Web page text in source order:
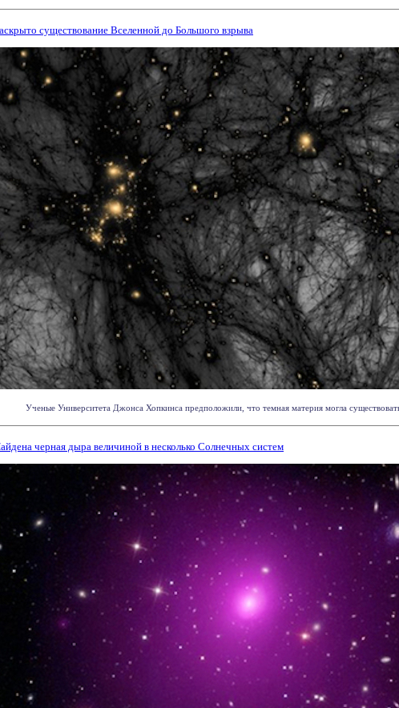
существование Вселенной до Большого взрыва
Ученые Университета Джонса Хопкинса предположили, что темная материя могла
черная дыра величиной в несколько Солнечных систем